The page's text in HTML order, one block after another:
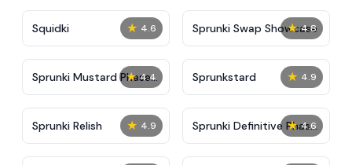
★ 4.6
Squidki ★ 4.8
Sprunki Swap Showcase
★ 4.4
Sprunki Mustard Phase
2
★ 4.9
Sprunkstard
★ 4.9
Sprunki Relish ★ 4.6
Sprunki Definitive Phase
7